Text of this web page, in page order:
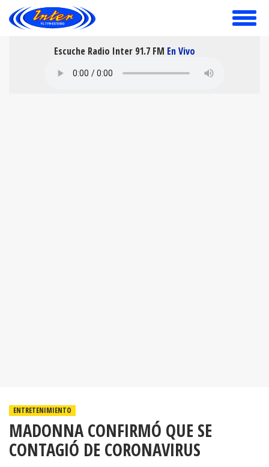
toggle
Escuche Radio Inter 91.7 FM En Vivo
ENTRETENIMIENTO
MADONNA CONFIRMÓ QUE SE
CONTAGIÓ DE CORONAVIRUS